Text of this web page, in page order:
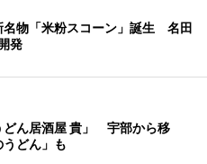
名物「米粉スコーン」誕生 名田
発
どん居酒屋 貴」 宇部から移
どん」も